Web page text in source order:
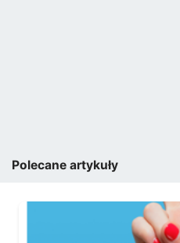
Polecane artykuły